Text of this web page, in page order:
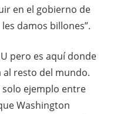
en el gobierno de
damos billones”.
pero es aquí donde
al resto del mundo.
ejemplo entre
Washington